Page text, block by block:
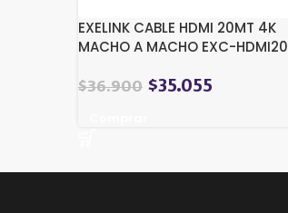
EXELINK CABLE HDMI 20MT 4K
MACHO A MACHO EXC-HDMI20
$36.900 $35.055